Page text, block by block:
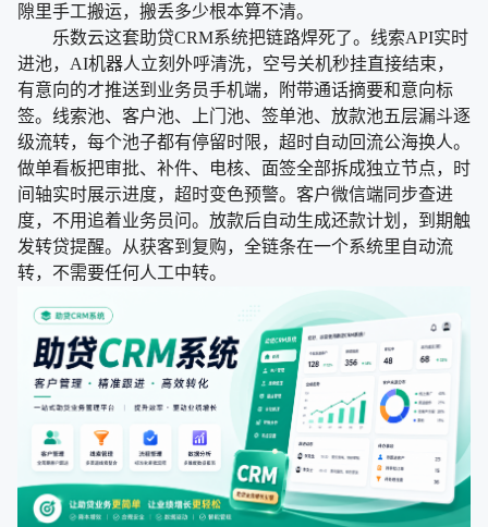
隙里手工搬运，搬丢多少根本算不清。
乐数云这套助贷CRM系统把链路焊死了。线索API实时
进池，AI机器人立刻外呼清洗，空号关机秒挂直接结束，
有意向的才推送到业务员手机端，附带通话摘要和意向标
签。线索池、客户池、上门池、签单池、放款池五层漏斗逐
级流转，每个池子都有停留时限，超时自动回流公海换人。
做单看板把审批、补件、电核、面签全部拆成独立节点，时
间轴实时展示进度，超时变色预警。客户微信端同步查进
度，不用追着业务员问。放款后自动生成还款计划，到期触
发转贷提醒。从获客到复购，全链条在一个系统里自动流
转，不需要任何人工中转。